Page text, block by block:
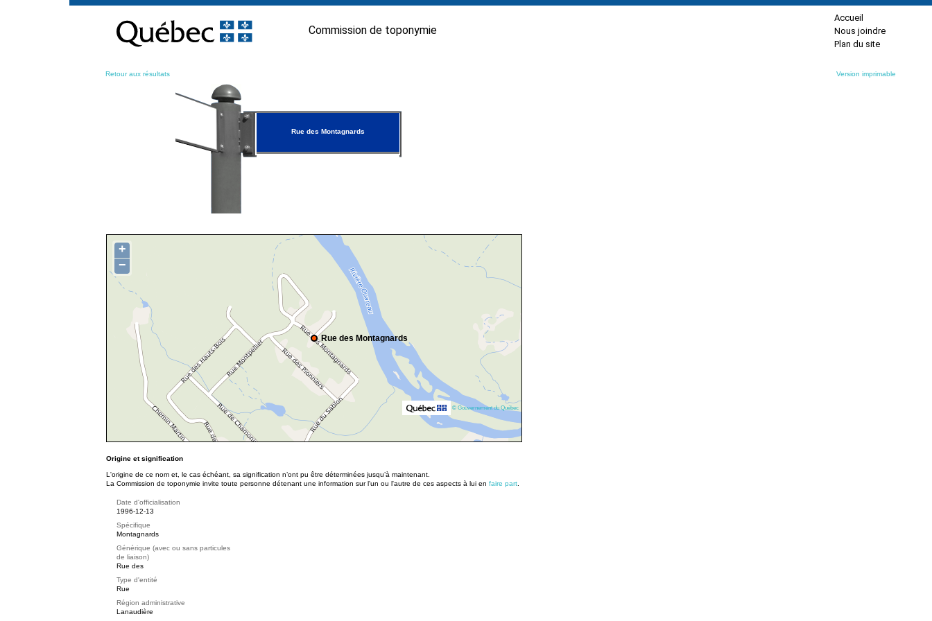
contenu
Commission de toponymie
Accueil
Nous joindre
Plan du site
Retour aux résultats Version imprimable
Rue des Montagnards
Rue des Montagnards
+
−
© Gouvernement du Québec
Origine et signification
L'origine de ce nom et, le cas échéant, sa signification n’ont pu être déterminées jusqu’à maintenant.
La Commission de toponymie invite toute personne détenant une information sur l'un ou l'autre de ces aspects à lui en faire part
Date d'officialisation
1996-12-13
Spécifique
Montagnards
Générique (avec ou sans particules
de liaison)
Rue des
Type d'entité
Rue
Région administrative
Lanaudière